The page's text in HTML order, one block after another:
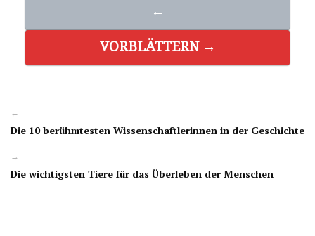
←
VORBLÄTTERN →
←
Die 10 berühmtesten Wissenschaftlerinnen in der Geschichte
→
Die wichtigsten Tiere für das Überleben der Menschen